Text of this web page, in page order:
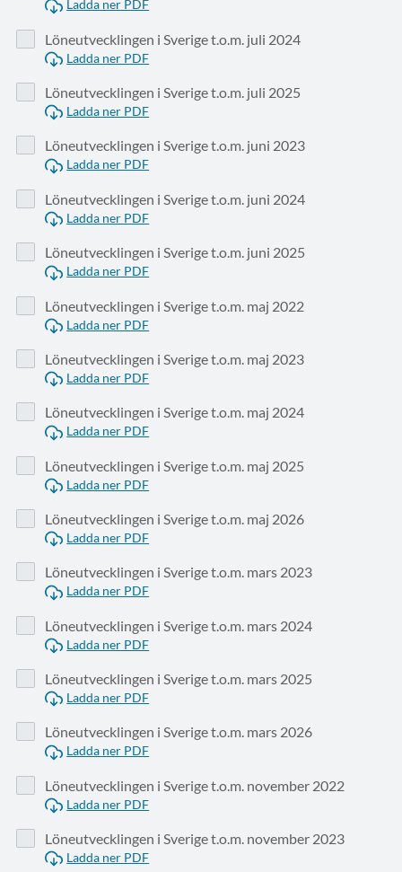
Ladda ner PDF
Löneutvecklingen i Sverige t.o.m. juli 2024
Ladda ner PDF
Löneutvecklingen i Sverige t.o.m. juli 2025
Ladda ner PDF
Löneutvecklingen i Sverige t.o.m. juni 2023
Ladda ner PDF
Löneutvecklingen i Sverige t.o.m. juni 2024
Ladda ner PDF
Löneutvecklingen i Sverige t.o.m. juni 2025
Ladda ner PDF
Löneutvecklingen i Sverige t.o.m. maj 2022
Ladda ner PDF
Löneutvecklingen i Sverige t.o.m. maj 2023
Ladda ner PDF
Löneutvecklingen i Sverige t.o.m. maj 2024
Ladda ner PDF
Löneutvecklingen i Sverige t.o.m. maj 2025
Ladda ner PDF
Löneutvecklingen i Sverige t.o.m. maj 2026
Ladda ner PDF
Löneutvecklingen i Sverige t.o.m. mars 2023
Ladda ner PDF
Löneutvecklingen i Sverige t.o.m. mars 2024
Ladda ner PDF
Löneutvecklingen i Sverige t.o.m. mars 2025
Ladda ner PDF
Löneutvecklingen i Sverige t.o.m. mars 2026
Ladda ner PDF
Löneutvecklingen i Sverige t.o.m. november 2022
Ladda ner PDF
Löneutvecklingen i Sverige t.o.m. november 2023
Ladda ner PDF